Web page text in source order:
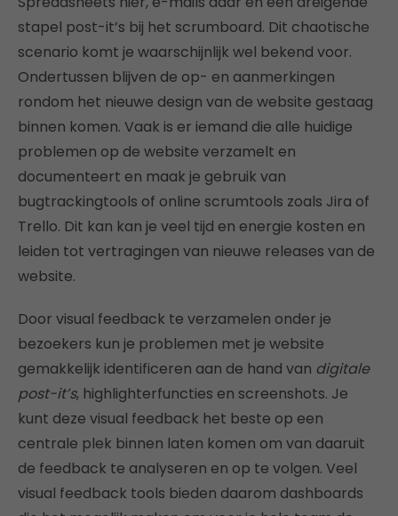
stapel post-it’s bij het scrumboard. Dit chaotische
scenario komt je waarschijnlijk wel bekend voor.
Ondertussen blijven de op- en aanmerkingen
rondom het nieuwe design van de website gestaag
binnen komen. Vaak is er iemand die alle huidige
problemen op de website verzamelt en
documenteert en maak je gebruik van
bugtrackingtools of online scrumtools zoals Jira of
Trello. Dit kan kan je veel tijd en energie kosten en
leiden tot vertragingen van nieuwe releases van de
website.
Door visual feedback te verzamelen onder je
bezoekers kun je problemen met je website
gemakkelijk identificeren aan de hand van digitale
post-it’s, highlighterfuncties en screenshots. Je
kunt deze visual feedback het beste op een
centrale plek binnen laten komen om van daaruit
de feedback te analyseren en op te volgen. Veel
visual feedback tools bieden daarom dashboards